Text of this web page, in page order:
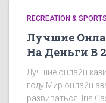
RECREATION &
Лучшие
На Деньги В
Лучшие онлайн
году Мир онлайн
развиваться, Iris